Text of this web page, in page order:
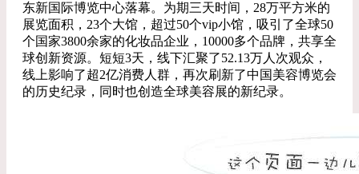
东新国际博览中心落幕。为期三天时间，28万平方米的
展览面积，23个大馆，超过50个vip小馆，吸引了全球50
个国家3800余家的化妆品企业，10000多个品牌，共享全
球创新资源。短短3天，线下汇聚了52.13万人次观众，
线上影响了超2亿消费人群，再次刷新了中国美容博览会
的历史纪录，同时也创造全球美容展的新纪录。